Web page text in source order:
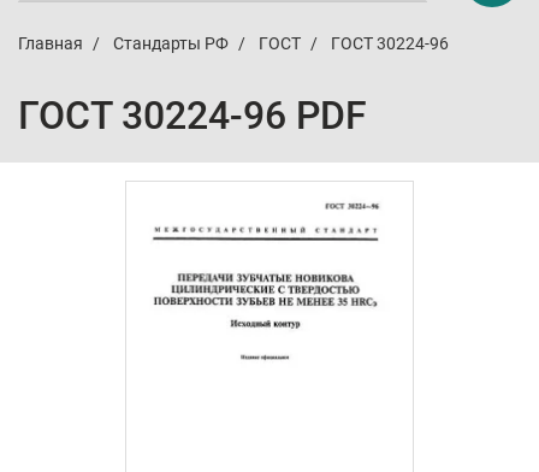
Главная Стандарты РФ ГОСТ ГОСТ 30224-96
ГОСТ 30224-96 PDF